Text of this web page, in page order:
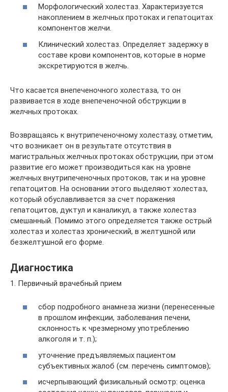
Морфологический холестаз. Характеризуется
накоплением в желчных протоках и гепатоцитах
компонентов желчи.
Клинический холестаз. Определяет задержку в
составе крови компонентов, которые в норме
экскретируются в желчь.
Что касается внепеченочного холестаза, то он
развивается в ходе внепеченочной обструкции в
желчных протоках.
Возвращаясь к внутрипеченочному холестазу, отметим,
что возникает он в результате отсутствия в
магистральных желчных протоках обструкции, при этом
развитие его может производиться как на уровне
желчных внутрипеченочных протоков, так и на уровне
гепатоцитов. На основании этого выделяют холестаз,
который обуславливается за счет поражения
гепатоцитов, дуктул и каналикул, а также холестаз
смешанный. Помимо этого определяется также острый
холестаз и холестаз хронический, в желтушной или
безжелтушной его форме.
Диагностика
1. Первичный врачебный прием
сбор подробного анамнеза жизни (перенесенные
в прошлом инфекции, заболевания печени,
склонность к чрезмерному употреблению
алкоголя и т. п.);
уточнение предъявляемых пациентом
субъективных жалоб (см. перечень симптомов);
исчерпывающий физикальный осмотр: оценка